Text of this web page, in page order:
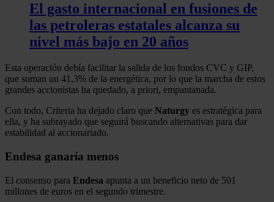
El gasto internacional en fusiones de
las petroleras estatales alcanza su
nivel más bajo en 20 años
Esta operación debía facilitar la salida de los fondos CVC y GIP,
que suman un 41,3% de la energética, por lo que la marcha de estos
grandes accionistas ha quedado, a priori, empantanada.
Con todo, Criteria ha dejado claro que Naturgy es estratégica para
ella, y ha subrayado que seguirá buscando alternativas para dar
estabilidad al accionariado.
Endesa ganaría menos
El consenso para Endesa apunta a un beneficio neto de 501
millones de euros en el segundo trimestre.